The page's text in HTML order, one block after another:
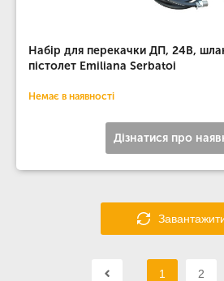
Набір для перекачки ДП, 24В,
пістолет Emiliana Serbatoi
Немає в наявності
Дізнатися про
1 2